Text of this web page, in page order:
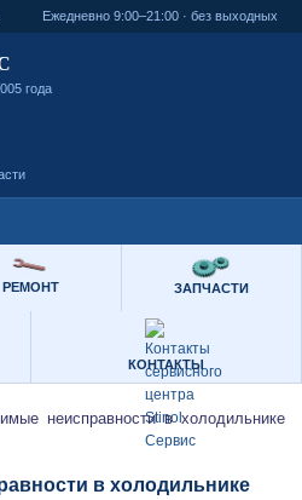
Ежедневно 9:00–21:00 · без выходных
года
РЕМОНТ ЗАПЧАСТИ
КОНТАКТЫ
неисправности в холодильнике
в холодильнике